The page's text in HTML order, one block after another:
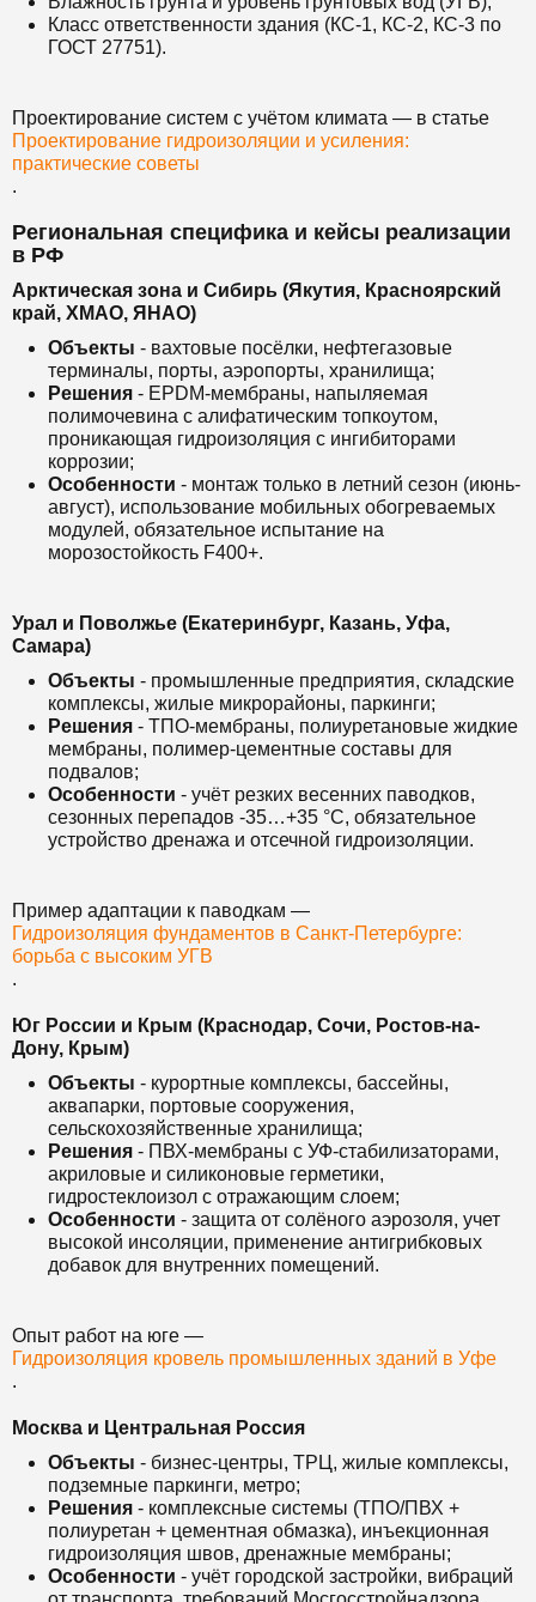
Класс ответственности здания (КС-1, КС-2, КС-3 по
ГОСТ 27751).
Проектирование систем с учётом климата — в статье
Проектирование гидроизоляции и усиления:
практические советы
.
Региональная специфика и кейсы реализации
в РФ
Арктическая зона и Сибирь (Якутия, Красноярский
край, ХМАО, ЯНАО)
Объекты - вахтовые посёлки, нефтегазовые
терминалы, порты, аэропорты, хранилища;
Решения - EPDM-мембраны, напыляемая
полимочевина с алифатическим топкоутом,
проникающая гидроизоляция с ингибиторами
коррозии;
Особенности - монтаж только в летний сезон (июнь-
август), использование мобильных обогреваемых
модулей, обязательное испытание на
морозостойкость F400+.
Урал и Поволжье (Екатеринбург, Казань, Уфа,
Самара)
Объекты - промышленные предприятия, складские
комплексы, жилые микрорайоны, паркинги;
Решения - ТПО-мембраны, полиуретановые жидкие
мембраны, полимер-цементные составы для
подвалов;
Особенности - учёт резких весенних паводков,
сезонных перепадов -35…+35 °C, обязательное
устройство дренажа и отсечной гидроизоляции.
Пример адаптации к паводкам —
Гидроизоляция фундаментов в Санкт-Петербурге:
борьба с высоким УГВ
.
Юг России и Крым (Краснодар, Сочи, Ростов-на-
Дону, Крым)
Объекты - курортные комплексы, бассейны,
аквапарки, портовые сооружения,
сельскохозяйственные хранилища;
Решения - ПВХ-мембраны с УФ-стабилизаторами,
акриловые и силиконовые герметики,
гидростеклоизол с отражающим слоем;
Особенности - защита от солёного аэрозоля, учет
высокой инсоляции, применение антигрибковых
добавок для внутренних помещений.
Опыт работ на юге —
Гидроизоляция кровель промышленных зданий в Уфе
.
Москва и Центральная Россия
Объекты - бизнес-центры, ТРЦ, жилые комплексы,
подземные паркинги, метро;
Решения - комплексные системы (ТПО/ПВХ +
полиуретан + цементная обмазка), инъекционная
гидроизоляция швов, дренажные мембраны;
Особенности - учёт городской застройки, вибраций